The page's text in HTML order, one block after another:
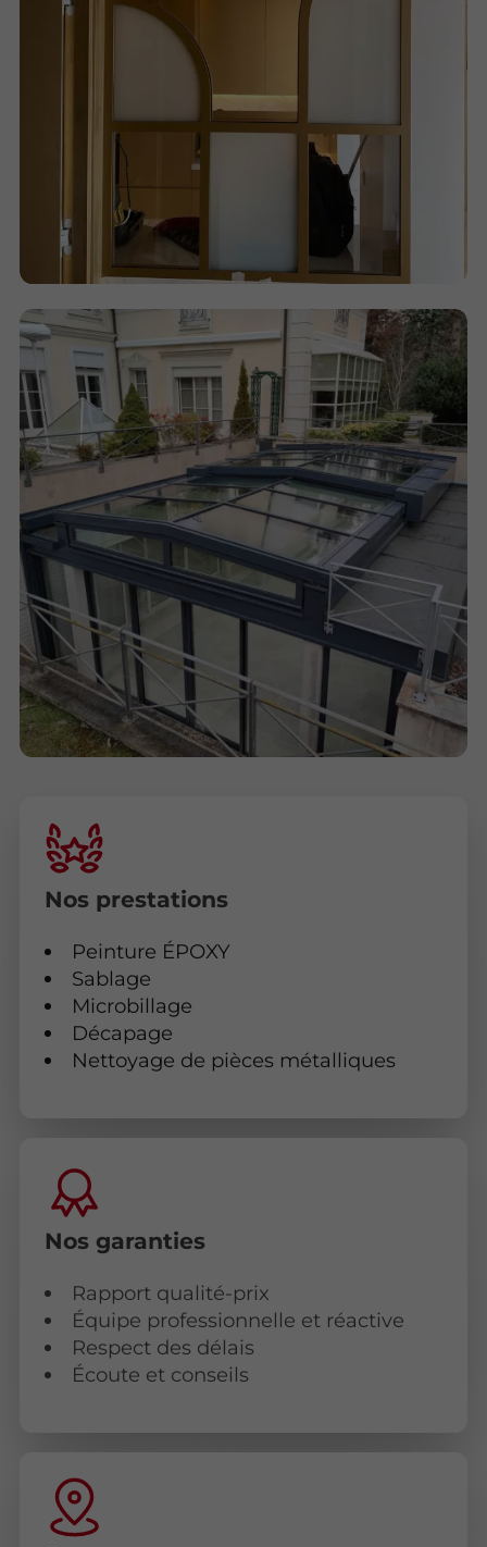
Nos prestations
Peinture ÉPOXY
Sablage
Microbillage
Décapage
Nettoyage de pièces métalliques
Nos garanties
Rapport qualité-prix
Équipe professionnelle et réactive
Respect des délais
Écoute et conseils